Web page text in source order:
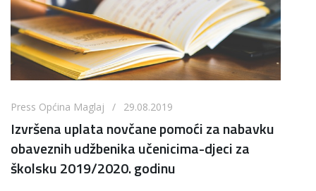
Press Općina Maglaj / 29.08.2019
Izvršena uplata novčane pomoći za nabavku
obaveznih udžbenika učenicima-djeci za
školsku 2019/2020. godinu